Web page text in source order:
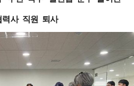
사 직원 퇴사